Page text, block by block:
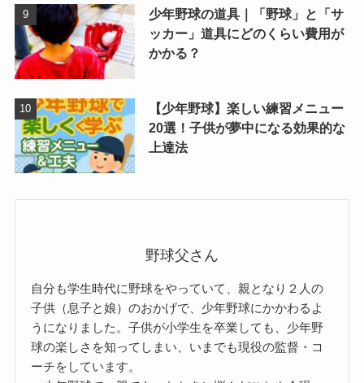
少年野球の道具｜「野球」と「サ
ッカー」道具にどのくらい費用が
かかる？
【少年野球】楽しい練習メニュー
20選！子供が夢中になる効果的な
上達法
野球父さん
自分も学生時代に野球をやっていて、親となり２人の
子供（息子と娘）のおかげで、少年野球にかかわるよ
うになりました。子供が小学生を卒業しても、少年野
球の楽しさを知ってしまい、いまでも現役の監督・コ
ーチをしています。